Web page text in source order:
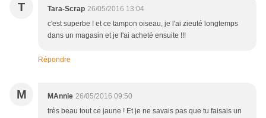
T Tara-Scrap 26/05/2016 13:04
c'est superbe ! et ce tampon oiseau, je l'ai zieuté longtemps
dans un magasin et je l'ai acheté ensuite !!!
Répondre
M MAnnie 26/05/2016 09:50
très beau tout ce jaune ! Et je ne savais pas que tu faisais un